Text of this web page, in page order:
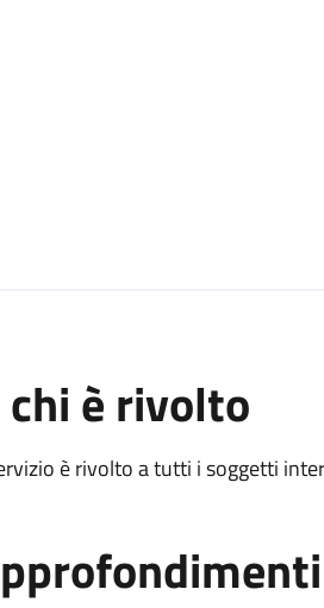
chi è rivolto
è rivolto a tutti i soggetti